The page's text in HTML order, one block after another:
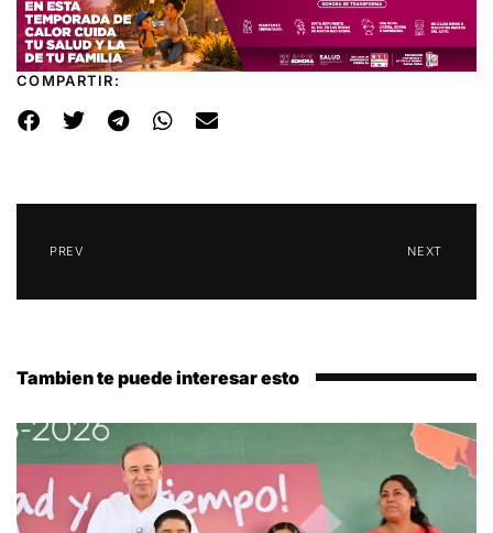
COMPARTIR:
PREV NEXT
Tambien te puede interesar esto